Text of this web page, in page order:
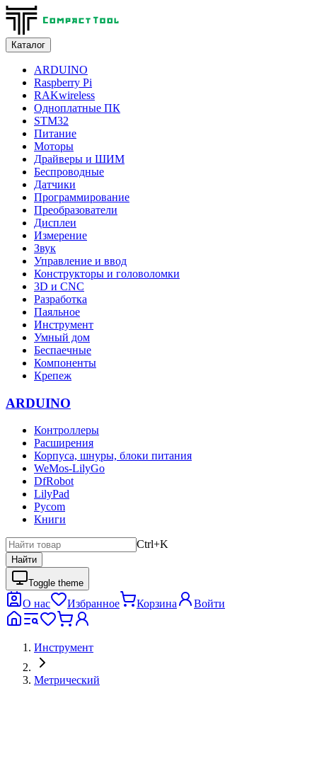
Каталог
ARDUINO
Raspberry Pi
RAKwireless
Одноплатные ПК
STM32
Питание
Моторы
Драйверы и ШИМ
Беспроводные
Датчики
Программирование
Преобразователи
Дисплеи
Измерение
Звук
Управление и ввод
Конструкторы и головоломки
3D и CNC
Разработка
Паяльное
Инструмент
Умный дом
Беспаечные
Компоненты
Крепеж
ARDUINO
Контроллеры
Расширения
Корпуса, шнуры, блоки питания
WeMos-LilyGo
DfRobot
LilyPad
Pycom
Книги
Ctrl+K
Найти
Toggle theme
О нас Избранное Корзина Войти
Инструмент
Метрический